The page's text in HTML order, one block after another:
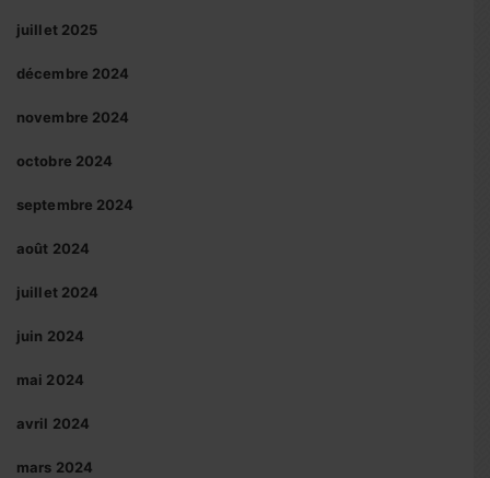
juillet 2025
décembre 2024
novembre 2024
octobre 2024
septembre 2024
août 2024
juillet 2024
juin 2024
mai 2024
avril 2024
mars 2024